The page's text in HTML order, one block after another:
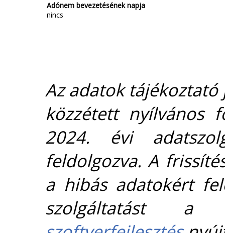
Adónem bevezetésének napja
nincs
Az adatok
közzétett nyílvános
2024. évi
feldolgozva. A
a hibás adatokért
szolgáltatást